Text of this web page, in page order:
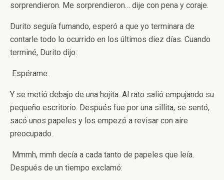
sorprendieron. Me sorprendieron… ­dije con pena y coraje.
Durito seguía fumando, esperó a que yo terminara de
contarle todo lo ocurrido en los últimos diez días. Cuando
terminé, Durito dijo:
­ Espérame.
Y se metió debajo de una hojita. Al rato salió empujando su
pequeño escritorio. Después fue por una sillita, se sentó,
sacó unos papeles y los empezó a revisar con aire
preocupado.
­ Mmmh, mmh ­decía a cada tanto de papeles que leía.
Después de un tiempo exclamó: